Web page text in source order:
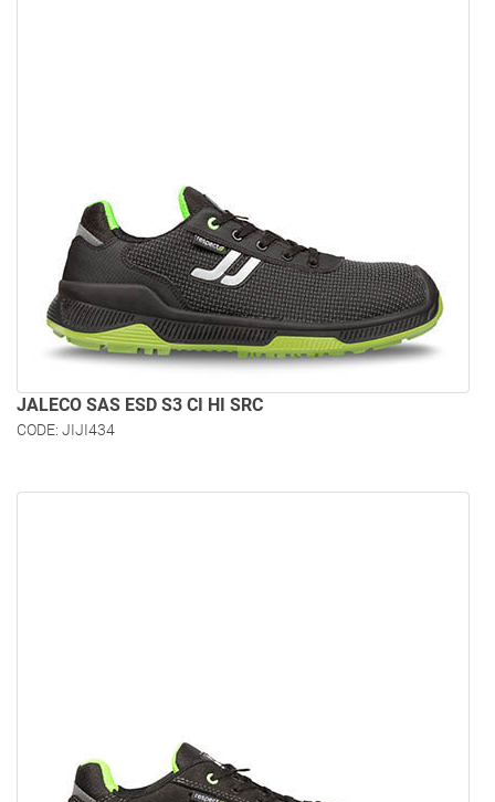
JALECO SAS ESD S3 CI HI SRC
CODE: JIJI434